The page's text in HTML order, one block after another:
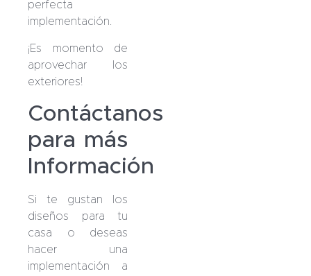
perfecta
implementación.
¡Es momento de
aprovechar los
exteriores!
Contáctanos
para más
Información
Si te gustan los
diseños para tu
casa o deseas
hacer una
implementación a